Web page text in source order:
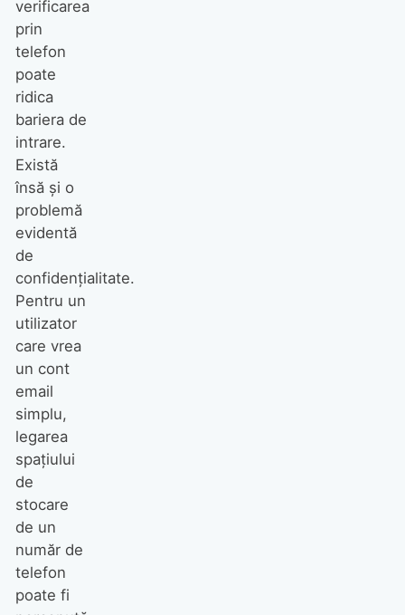
verificarea
prin
telefon
poate
ridica
bariera de
intrare.
Există
însă și o
problemă
evidentă
de
confidențialitate.
Pentru un
utilizator
care vrea
un cont
email
simplu,
legarea
spațiului
de
stocare
de un
număr de
telefon
poate fi